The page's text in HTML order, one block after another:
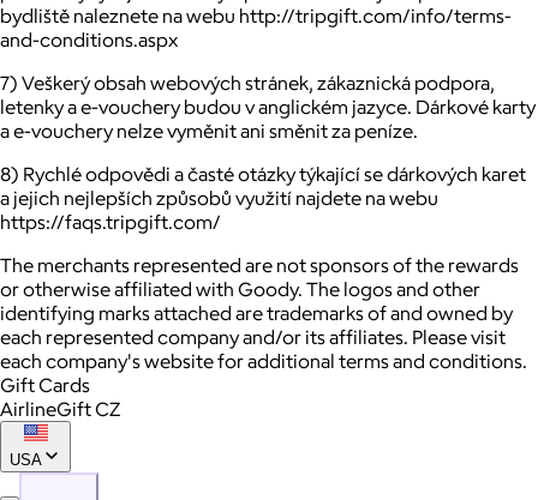
bydliště naleznete na webu http://tripgift.com/info/terms-
and-conditions.aspx
7) Veškerý obsah webových stránek, zákaznická podpora,
letenky a e-vouchery budou v anglickém jazyce. Dárkové karty
a e-vouchery nelze vyměnit ani směnit za peníze.
8) Rychlé odpovědi a časté otázky týkající se dárkových karet
a jejich nejlepších způsobů využití najdete na webu
https://faqs.tripgift.com/
The merchants represented are not sponsors of the rewards
or otherwise affiliated with Goody. The logos and other
identifying marks attached are trademarks of and owned by
each represented company and/or its affiliates. Please visit
each company's website for additional terms and conditions.
Gift Cards
AirlineGift CZ
USA